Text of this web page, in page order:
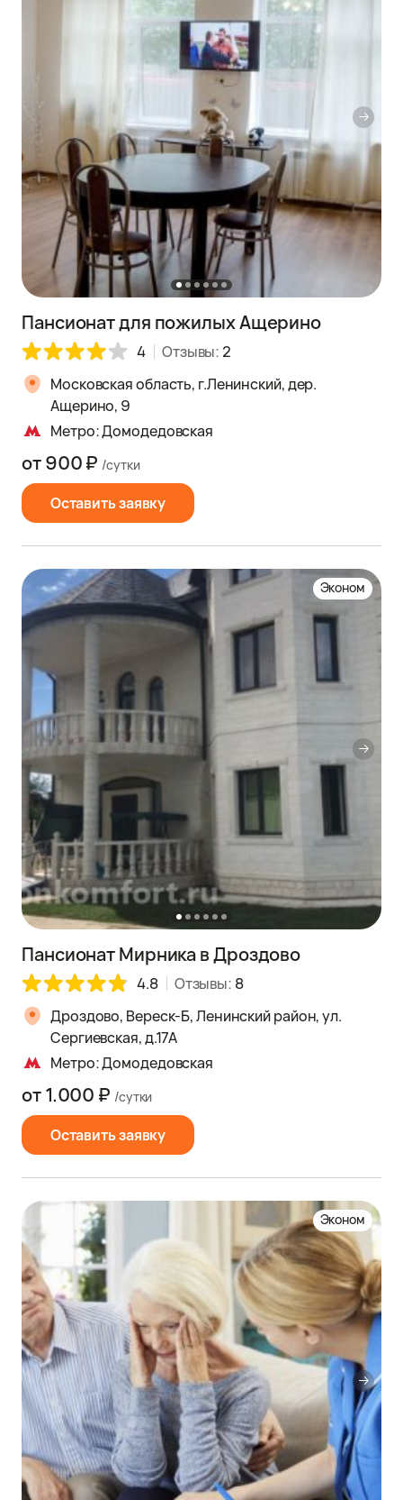
Пансионат для пожилых Ащерино
4 Отзывы: 2
Московская область, г.Ленинский, дер.
Ащерино, 9
Метро: Домодедовская
Оставить заявку
от 900 ₽ /сутки
Эконом
Пансионат Мирника в Дроздово
4.8 Отзывы: 8
Дроздово, Вереск-Б, Ленинский район, ул.
Сергиевская, д.17А
Метро: Домодедовская
Оставить заявку
от 1.000 ₽ /сутки
Эконом